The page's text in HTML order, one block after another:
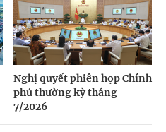
Nghị quyết phiên họp Chính
phủ thường kỳ tháng
7/2026